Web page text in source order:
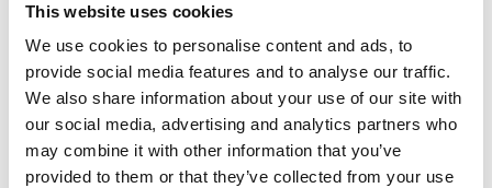
This website uses cookies
We use cookies to personalise content and ads, to
provide social media features and to analyse our traffic.
We also share information about your use of our site with
our social media, advertising and analytics partners who
may combine it with other information that you’ve
provided to them or that they’ve collected from your use
Funktion, kann also als „Personal Video
Recorder“ verwendet werden.
Variante 2: Externe Sat Receiver
mit Aufnahmefunktion